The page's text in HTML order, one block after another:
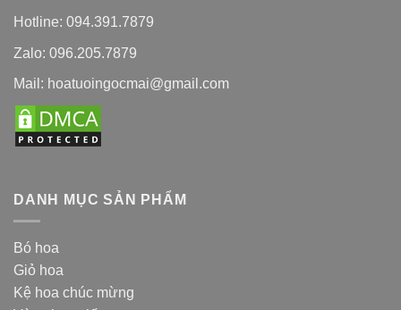
Hotline: 094.391.7879
Zalo: 096.205.7879
Mail: hoatuoingocmai@gmail.com
DANH MỤC SẢN PHẨM
Bó hoa
Giỏ hoa
Kệ hoa chúc mừng